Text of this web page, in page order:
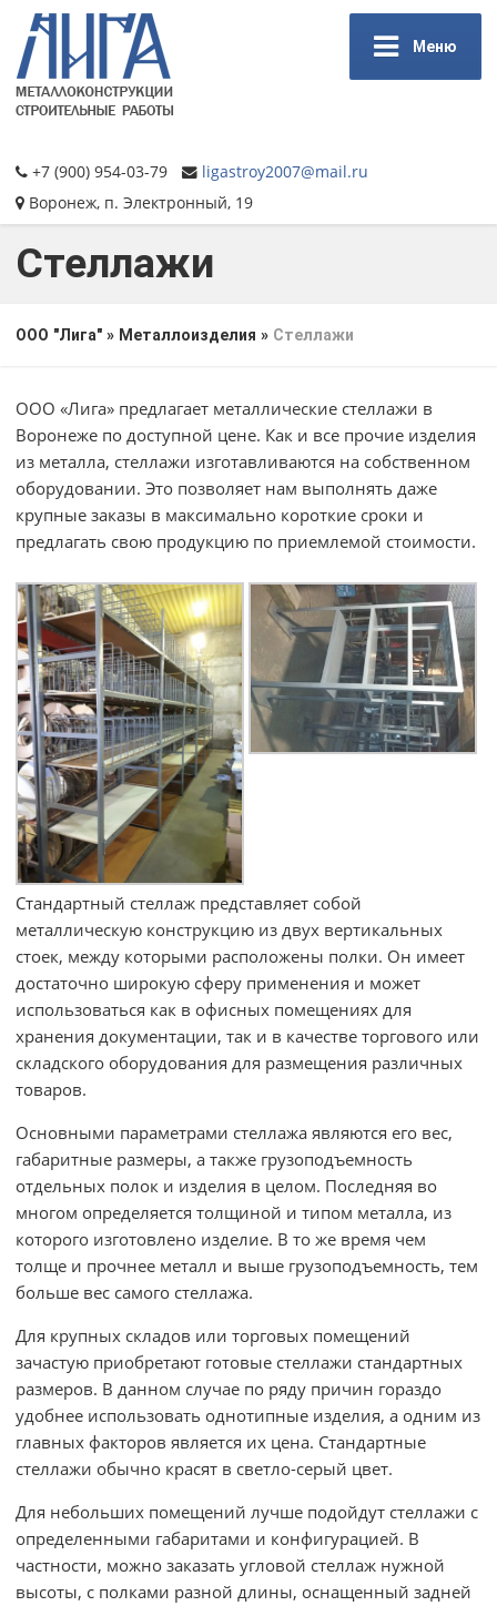
Меню
+7 (900) 954-03-79
ligastroy2007@mail.ru
Воронеж, п. Электронный, 19
Стеллажи
ООО "Лига" » Металлоизделия » Стеллажи
ООО «Лига» предлагает металлические стеллажи в
Воронеже по доступной цене. Как и все прочие изделия
из металла, стеллажи изготавливаются на собственном
оборудовании. Это позволяет нам выполнять даже
крупные заказы в максимально короткие сроки и
предлагать свою продукцию по приемлемой стоимости.
Стандартный стеллаж представляет собой
металлическую конструкцию из двух вертикальных
стоек, между которыми расположены полки. Он имеет
достаточно широкую сферу применения и может
использоваться как в офисных помещениях для
хранения документации, так и в качестве торгового или
складского оборудования для размещения различных
товаров.
Основными параметрами стеллажа являются его вес,
габаритные размеры, а также грузоподъемность
отдельных полок и изделия в целом. Последняя во
многом определяется толщиной и типом металла, из
которого изготовлено изделие. В то же время чем
толще и прочнее металл и выше грузоподъемность, тем
больше вес самого стеллажа.
Для крупных складов или торговых помещений
зачастую приобретают готовые стеллажи стандартных
размеров. В данном случае по ряду причин гораздо
удобнее использовать однотипные изделия, а одним из
главных факторов является их цена. Стандартные
стеллажи обычно красят в светло-серый цвет.
Для небольших помещений лучше подойдут стеллажи с
определенными габаритами и конфигурацией. В
частности, можно заказать угловой стеллаж нужной
высоты, с полками разной длины, оснащенный задней